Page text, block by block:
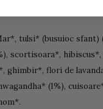
tulsi* (busuioc sfant)
scortisoara*, hibiscus*,
ghimbir*, flori de
(1%),